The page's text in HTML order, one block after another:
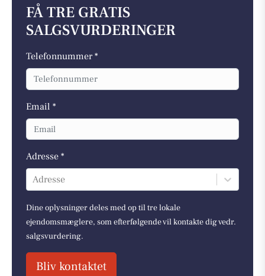
FÅ TRE GRATIS
SALGSVURDERINGER
Telefonnummer *
Email *
Adresse *
Adresse
Dine oplysninger deles med op til tre lokale
ejendomsmæglere, som efterfølgende vil kontakte dig vedr.
salgsvurdering.
Bliv kontaktet